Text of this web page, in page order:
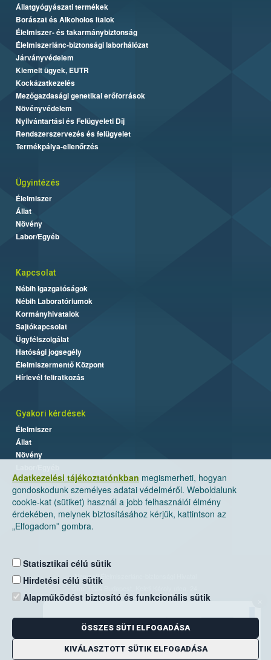
Adatkezelési tájékoztatónkban megismerheti, hogyan
gondoskodunk személyes adatai védelméről. Weboldalunk
cookie-kat (sütiket) használ a jobb felhasználói élmény
érdekében, melynek biztosításához kérjük, kattintson az
„Elfogadom” gombra.
Statisztikai célú sütik
Hirdetési célú sütik
Alapműködést biztosító és funkcionális sütik
ÖSSZES SÜTI ELFOGADÁSA
KIVÁLASZTOTT SÜTIK ELFOGADÁSA
Állatgyógyászati termékek
Borászat és Alkoholos Italok
Élelmiszer- és takarmánybiztonság
Élelmiszerlánc-biztonsági laborhálózat
Járványvédelem
Kiemelt ügyek, EUTR
Kockázatkezelés
Mezőgazdasági genetikai erőforrások
Növényvédelem
Nyilvántartási és Felügyeleti Díj
Rendszerszervezés és felügyelet
Termékpálya-ellenőrzés
Ügyintézés
Élelmiszer
Állat
Növény
Labor/Egyéb
Kapcsolat
Nébih Igazgatóságok
Nébih Laboratóriumok
Kormányhivatalok
Sajtókapcsolat
Ügyfélszolgálat
Hatósági jogsegély
Élelmiszermentő Központ
Hírlevél feliratkozás
Gyakori kérdések
Élelmiszer
Állat
Növény
Nemzeti Élelmiszerlánc-biztonsági Hivatal
Levelezési cím: 1525 Budapest. Pf. 30.
E-mail:ugyfelszolgalat@nebih.gov.hu
Zöld szám: 06-80/263-244
Telefon: 06-1/ 336-9000